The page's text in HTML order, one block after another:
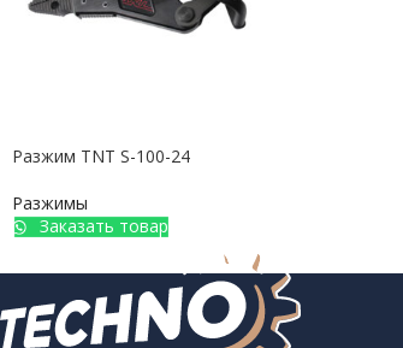
Разжим TNT S-100-24
Разжимы
Заказать товар